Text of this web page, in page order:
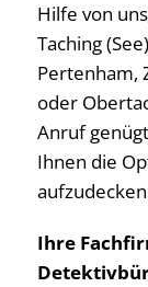
Hilfe von
Taching
Pertenham,
oder
Anruf
Ihnen die
Ihre